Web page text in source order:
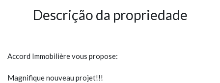
Descrição da propriedade
Accord Immobilière vous propose:
Magnifique nouveau projet!!!